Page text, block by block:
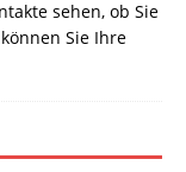
sehen, ob Sie
Sie Ihre